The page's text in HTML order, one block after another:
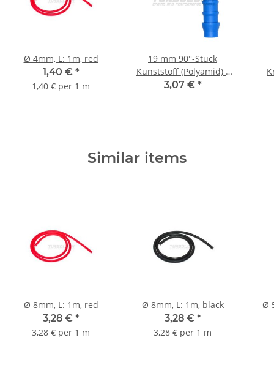
Ø 4mm, L: 1m, red
1,40 € *
1,40 € per 1 m
19 mm 90°-Stück
Kunststoff (Polyamid) -
blau
3,07 € *
Similar items
Ø 8mm, L: 1m, red
3,28 € *
3,28 € per 1 m
Ø 8mm, L: 1m, black
3,28 € *
3,28 € per 1 m
Ø